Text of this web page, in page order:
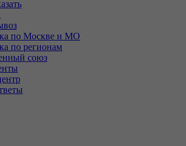
по Москве и МО
по регионам
союз